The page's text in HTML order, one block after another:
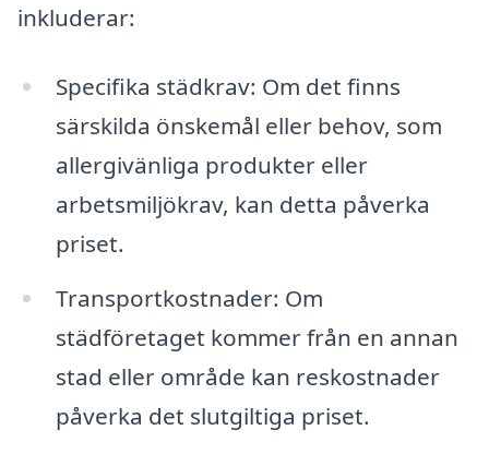
inkluderar:
Specifika städkrav: Om det finns
särskilda önskemål eller behov, som
allergivänliga produkter eller
arbetsmiljökrav, kan detta påverka
priset.
Transportkostnader: Om
städföretaget kommer från en annan
stad eller område kan reskostnader
påverka det slutgiltiga priset.